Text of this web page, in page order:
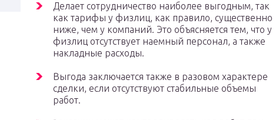
Делает сотрудничество наиболее выгодным, так
как тарифы у физлиц, как правило, существенно
ниже, чем у компаний. Это объясняется тем, что у
физлиц отсутствует наемный персонал, а также
накладные расходы.
Выгода заключается также в разовом характере
сделки, если отсутствуют стабильные объемы
работ.